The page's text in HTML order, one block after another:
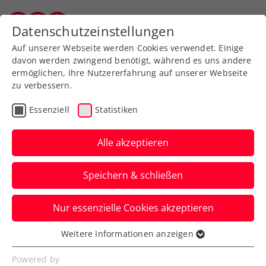
Zum Turnierkalender
46. Raiffeisen Hofsteig
Meisterschaft 2026
10.07.2026
Datenschutzeinstellungen
Auf unserer Webseite werden Cookies verwendet. Einige
davon werden zwingend benötigt, während es uns andere
ermöglichen, Ihre Nutzererfahrung auf unserer Webseite
zu verbessern.
Essenziell Statistiken
Alle akzeptieren
Speichern & schließen
Nur essenzielle Cookies akzeptieren
Essenziell
Essenzielle Cookies werden für grundlegende
Weitere Informationen anzeigen
Powered by